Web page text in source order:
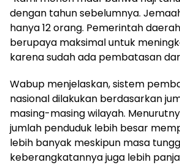
dengan tahun sebelumnya.
hanya 12 orang. Pemerintah
berupaya maksimal untuk
karena sudah ada pembatasan
Wabup menjelaskan, sistem
nasional dilakukan berdasarkan
masing-masing wilayah.
jumlah penduduk lebih besar
lebih banyak meskipun masa
keberangkatannya juga lebih